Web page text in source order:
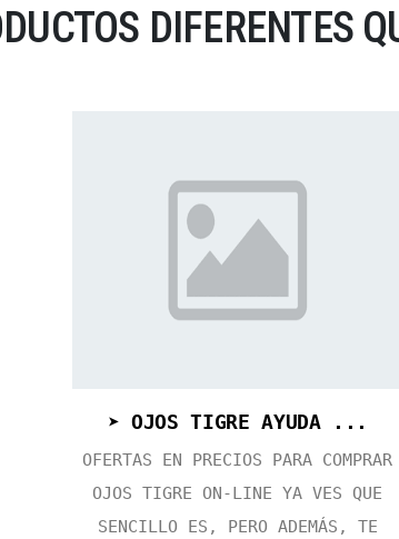
DIFERENTES
➤ OJOS TIGRE AYUDA ...
OFERTAS EN PRECIOS PARA COMPRAR
OJOS TIGRE ON-LINE YA VES QUE
SENCILLO ES, PERO ADEMÁS, TE